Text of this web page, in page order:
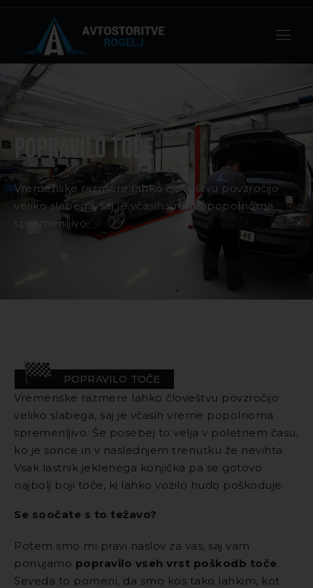
Popravilo toče
Vremenske razmere lahko človeštvu povzročijo
veliko slabega, saj je včasih vreme popolnoma
spremenljivo.
POPRAVILO TOČE
Vremenske razmere lahko človeštvu povzročijo
veliko slabega, saj je včasih vreme popolnoma
spremenljivo. Še posebej to velja v poletnem času,
ko je sonce in v naslednjem trenutku že nevihta.
Vsak lastnik jeklenega konjička pa se gotovo
najbolj boji toče, ki lahko vozilo hudo poškoduje.
Se soočate s to težavo?
Potem smo mi pravi naslov za vas, saj vam
ponujamo popravilo vseh vrst poškodb toče.
Seveda to pomeni, da smo kos tako lahkim, kot